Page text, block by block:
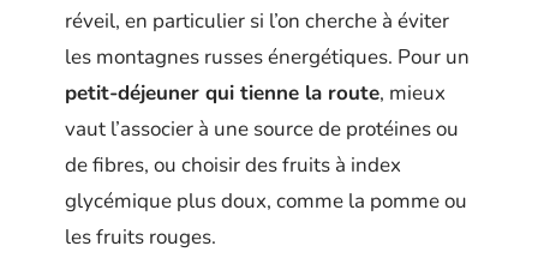
réveil, en particulier si l’on cherche à éviter
les montagnes russes énergétiques. Pour un
petit-déjeuner qui tienne la route, mieux
vaut l’associer à une source de protéines ou
de fibres, ou choisir des fruits à index
glycémique plus doux, comme la pomme ou
les fruits rouges.